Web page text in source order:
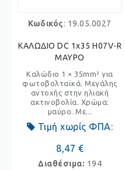
Κωδικός: 19.05.0027
ΚΑΛΩΔΙΟ DC 1x35 H07V-R
ΜΑΥΡΟ
Καλώδιο 1 × 35mm² για
φωτοβολταϊκά. Μεγάλης
αντοχής στην ηλιακή
ακτινοβολία. Χρώμα:
μαύρο. Με...
Τιμή χωρίς ΦΠΑ:
8,47 €
Διαθέσιμα: 194